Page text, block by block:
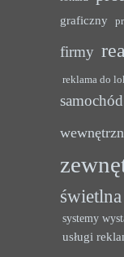
graficzny
firmy
reklama do
samochód
świetlna
systemy
usługi